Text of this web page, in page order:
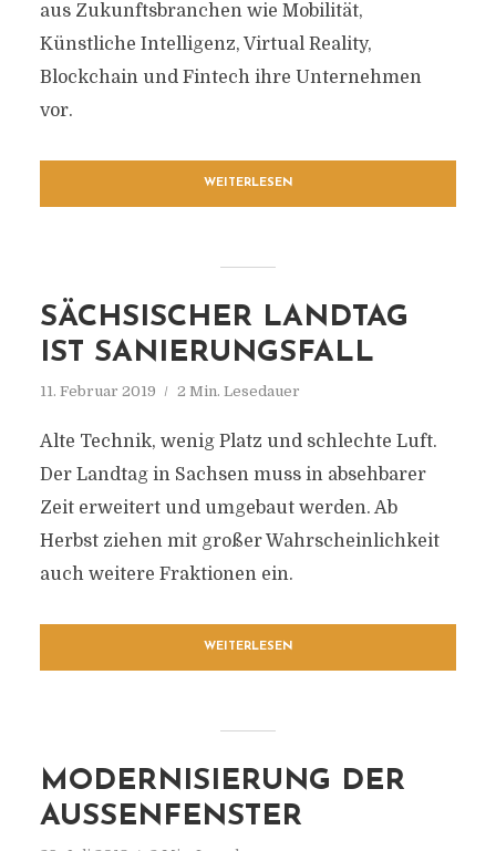
aus Zukunftsbranchen wie Mobilität,
Künstliche Intelligenz, Virtual Reality,
Blockchain und Fintech ihre Unternehmen
vor.
WEITERLESEN
SÄCHSISCHER LANDTAG
IST SANIERUNGSFALL
11. Februar 2019 2 Min. Lesedauer
Alte Technik, wenig Platz und schlechte Luft.
Der Landtag in Sachsen muss in absehbarer
Zeit erweitert und umgebaut werden. Ab
Herbst ziehen mit großer Wahrscheinlichkeit
auch weitere Fraktionen ein.
WEITERLESEN
MODERNISIERUNG DER
AUSSENFENSTER